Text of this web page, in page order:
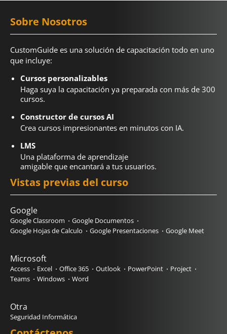
Sobre Nosotros
CustomGuide es una solución de capacitación todo en uno
que incluye:
Cursos personalizables
Haga suya la capacitación ya preparada con más de 300
cursos.
Constructor de cursos AI
Crea cursos impresionantes en minutos con IA.
LMS
Una plataforma de aprendizaje
amigable que encantará a tus usuarios.
Vistas previas del curso
Google
Google Classroom
Google Documentos
Google Hojas de Calculo
Google Presentaciones Google Meet
Microsoft
Access Excel Office 365 Outlook PowerPoint
Project
Teams
Windows Word
Otra
Seguridad Informática